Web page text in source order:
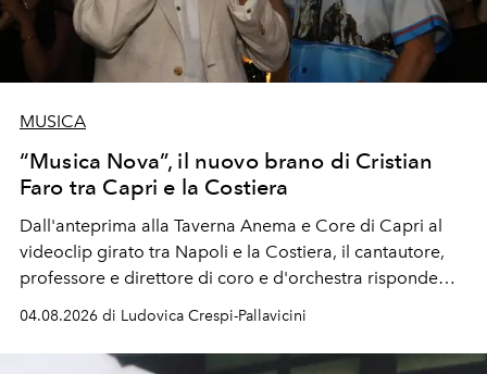
MUSICA
“Musica Nova”, il nuovo brano di Cristian
Faro tra Capri e la Costiera
Dall'anteprima alla Taverna Anema e Core di Capri al
videoclip girato tra Napoli e la Costiera, il cantautore,
professore e direttore di coro e d'orchestra risponde
04.08.2026 di Ludovica Crespi-Pallavicini